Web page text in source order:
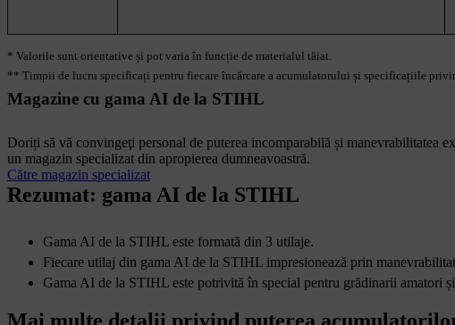
* Valorile sunt orientative și pot varia în funcție de materialul tăiat.
** Timpii de lucru specificați pentru fiecare încărcare a acumulatorului și specificațiile
Magazine cu gama AI de la STIHL
Doriți să vă convingeţi personal de puterea incomparabilă și
un magazin specializat din apropierea dumneavoastră.
Către magazin specializat
Rezumat: gama AI de la STIHL
Gama AI de la STIHL este formată din 3 utilaje.
Fiecare utilaj din gama AI de la STIHL impresionează prin
Gama AI de la STIHL este potrivită în special pentru grădinarii amatori
Mai multe detalii privind puterea